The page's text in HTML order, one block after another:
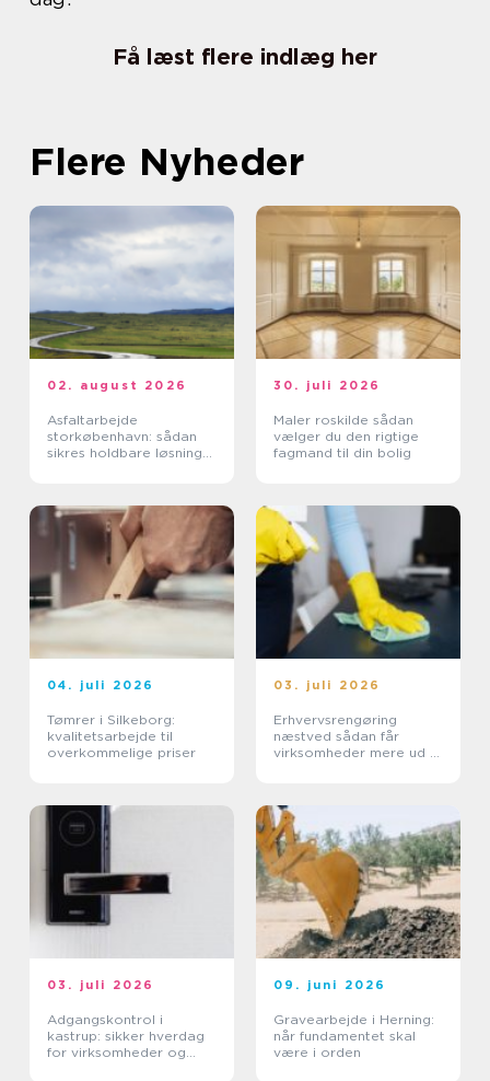
Få læst flere indlæg her
Flere Nyheder
02. august 2026
Asfaltarbejde
storkøbenhavn: sådan
sikres holdbare løsninger
30. juli 2026
Maler roskilde sådan
vælger du den rigtige
fagmand til din bolig
04. juli 2026
Tømrer i Silkeborg:
kvalitetsarbejde til
overkommelige priser
03. juli 2026
Erhvervsrengøring
næstved sådan får
virksomheder mere ud af
03. juli 2026
Adgangskontrol i
kastrup: sikker hverdag
for virksomheder og
09. juni 2026
Gravearbejde i Herning:
når fundamentet skal
være i orden